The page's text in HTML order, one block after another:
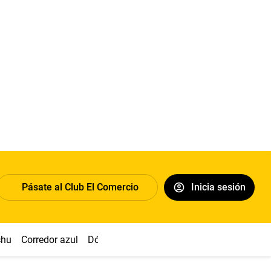
Pásate al Club El Comercio Inicia sesión
Corredor azul Dólar